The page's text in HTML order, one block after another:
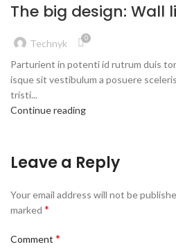
The big design: Wall
Technyk 0
Parturient in potenti id rutrum duis
isque sit vestibulum a posuere
tristi...
Continue reading
Leave a Reply
Your email address will not be
marked *
Comment *